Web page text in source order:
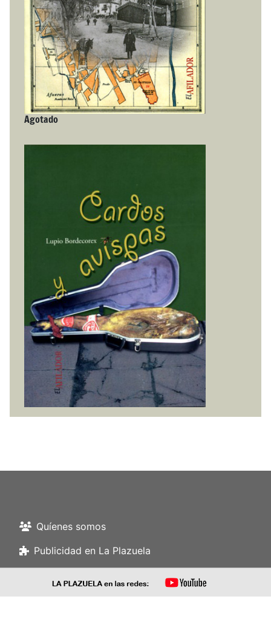
Agotado
Quíenes somos
Publicidad en La Plazuela